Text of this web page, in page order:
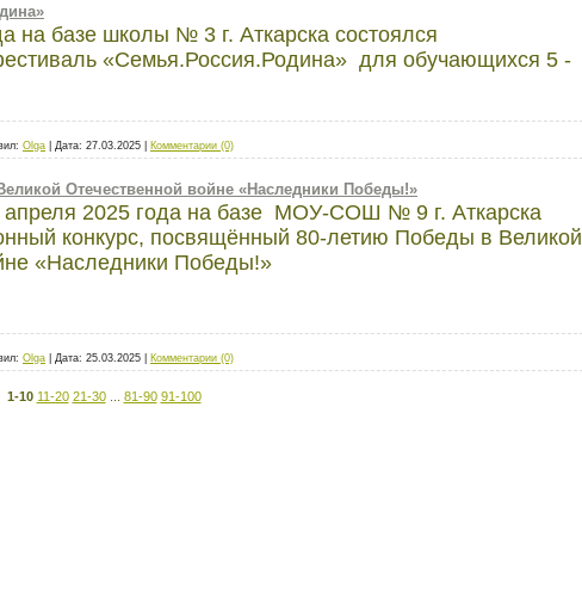
на базе школы № 3 г. Аткарска состоялся
«Семья.Россия.Родина» для обучающихся 5 -
Olga Дата: 27.03.2025 Комментарии (0)
Отечественной войне «Наследники Победы!»
апреля 2025 года на базе МОУ-СОШ № 9 г. Аткарска
конкурс, посвящённый 80-летию Победы в Великой
«Наследники Победы!»
Olga Дата: 25.03.2025 Комментарии (0)
1-10 11-20 21-30 81-90 91-100